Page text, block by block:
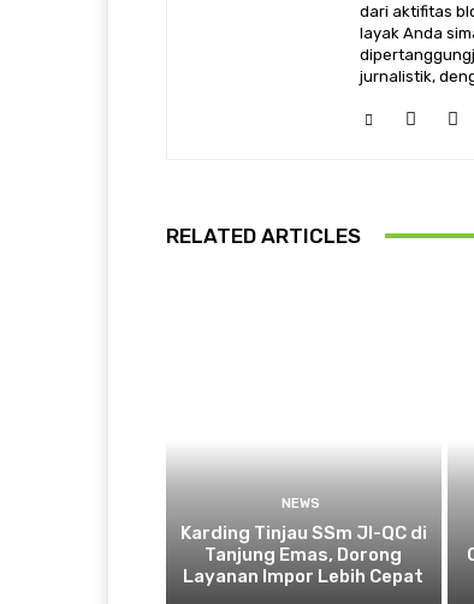
dari aktifitas
layak Anda
jurnalistik,
RELATED ARTICLES
NEWS
Karding Tinjau SSm JI-QC di
Tanjung Emas, Dorong
Layanan Impor Lebih Cepat